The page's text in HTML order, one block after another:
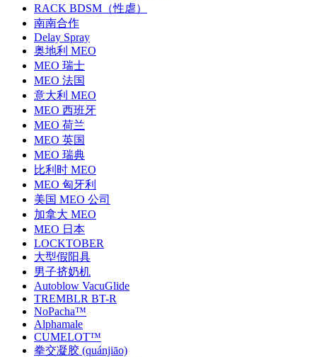
RACK BDSM（性虐）
南南合作
Delay Spray
奥地利 MEO
MEO 瑞士
MEO 法国
意大利 MEO
MEO 西班牙
MEO 荷兰
MEO 英国
MEO 瑞典
比利时 MEO
MEO 匈牙利
美国 MEO 公司
加拿大 MEO
MEO 日本
LOCKTOBER
大型假阳具
男子挤奶机
Autoblow VacuGlide
TREMBLR BT-R
NoPacha™
Alphamale
CUMELOT™
拳交凝胶 (quánjiāo)